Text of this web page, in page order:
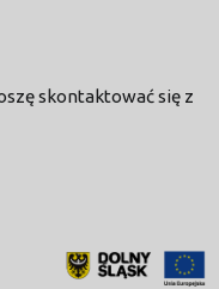
skontaktować się z